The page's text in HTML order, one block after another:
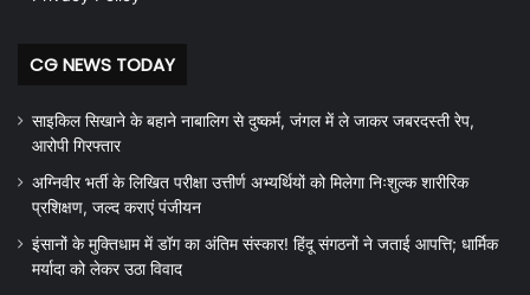
CG NEWS TODAY
साइकिल सिखाने के बहाने नाबालिग से दुष्कर्म, जंगल में ले जाकर जबरदस्ती रेप,
आरोपी गिरफ्तार
अग्निवीर भर्ती के लिखित परीक्षा उत्तीर्ण अभ्यर्थियों को मिलेगा निःशुल्क शारीरिक
प्रशिक्षण, जल्द कराएं पंजीयन
इंसानों के मुक्तिधाम में डॉग का अंतिम संस्कार! हिंदू संगठनों ने जताई आपत्ति; धार्मिक
मर्यादा को लेकर उठा विवाद